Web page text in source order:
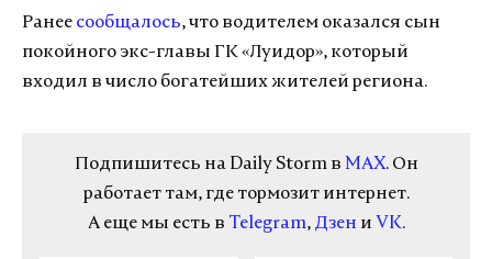
Ранее сообщалось, что водителем оказался сын
покойного экс-главы ГК «Луидор», который
входил в число богатейших жителей региона.
Подпишитесь на Daily Storm в MAX. Он
работает там, где тормозит интернет.
А еще мы есть в Telegram, Дзен и VK.